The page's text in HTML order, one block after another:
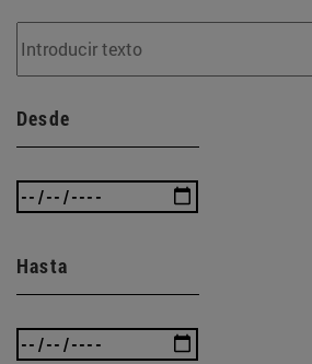
Desde
Hasta